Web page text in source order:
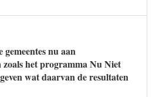
nu aan
zoals het programma Nu Niet
wat daarvan de resultaten